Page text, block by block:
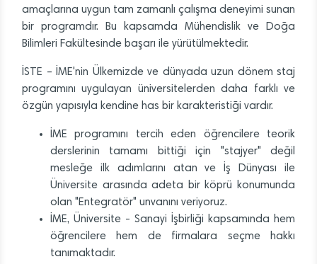
amaçlarına uygun tam zamanlı çalışma deneyimi sunan
bir programdır. Bu kapsamda Mühendislik ve Doğa
Bilimleri Fakültesinde başarı ile yürütülmektedir.
İSTE – İME'nin Ülkemizde ve dünyada uzun dönem staj
programını uygulayan üniversitelerden daha farklı ve
özgün yapısıyla kendine has bir karakteristiği vardır.
İME programını tercih eden öğrencilere teorik
derslerinin tamamı bittiği için "stajyer" değil
mesleğe ilk adımlarını atan ve İş Dünyası ile
Üniversite arasında adeta bir köprü konumunda
olan "Entegratör" unvanını veriyoruz.
İME, Üniversite - Sanayi İşbirliği kapsamında hem
öğrencilere hem de firmalara seçme hakkı
tanımaktadır.